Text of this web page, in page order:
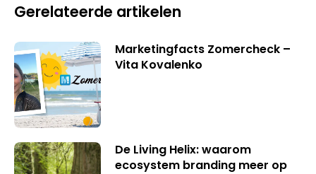
Gerelateerde artikelen
Marketingfacts Zomercheck –
Vita Kovalenko
De Living Helix: waarom
ecosystem branding meer op